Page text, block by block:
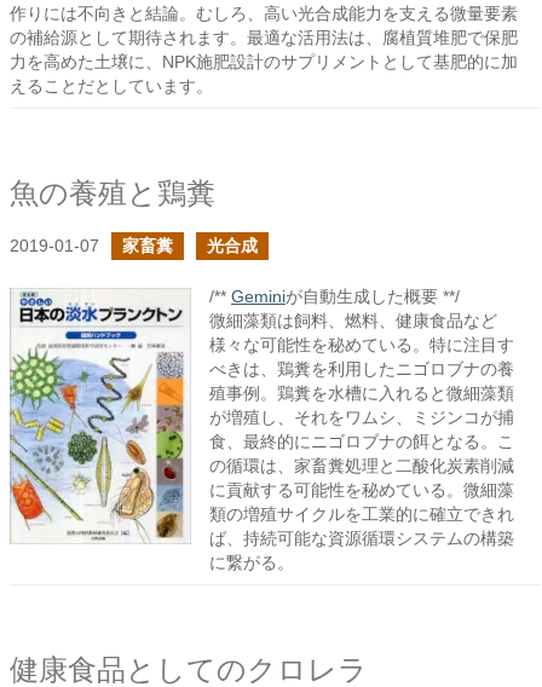
作りには不向きと結論。むしろ、高い光合成能力を支える微量要素
の補給源として期待されます。最適な活用法は、腐植質堆肥で保肥
力を高めた土壌に、NPK施肥設計のサプリメントとして基肥的に加
えることだとしています。
魚の養殖と鶏糞
2019-01-07 家畜糞 光合成
/** Geminiが自動生成した概要 **/
微細藻類は飼料、燃料、健康食品など
様々な可能性を秘めている。特に注目す
べきは、鶏糞を利用したニゴロブナの養
殖事例。鶏糞を水槽に入れると微細藻類
が増殖し、それをワムシ、ミジンコが捕
食、最終的にニゴロブナの餌となる。こ
の循環は、家畜糞処理と二酸化炭素削減
に貢献する可能性を秘めている。微細藻
類の増殖サイクルを工業的に確立できれ
ば、持続可能な資源循環システムの構築
に繋がる。
健康食品としてのクロレラ